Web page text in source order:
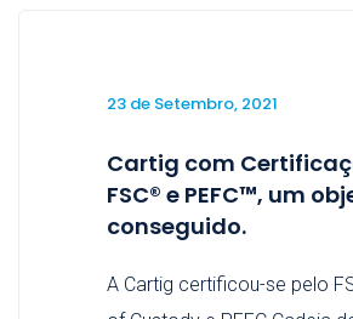
23 de Setembro, 2021
Cartig com
FSC® e PEFC™, um
conseguido.
A Cartig certificou-se pelo